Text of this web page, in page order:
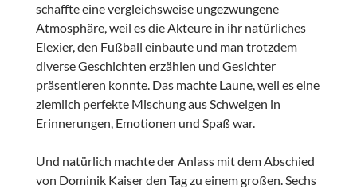
schaffte eine vergleichsweise ungezwungene
Atmosphäre, weil es die Akteure in ihr natürliches
Elexier, den Fußball einbaute und man trotzdem
diverse Geschichten erzählen und Gesichter
präsentieren konnte. Das machte Laune, weil es eine
ziemlich perfekte Mischung aus Schwelgen in
Erinnerungen, Emotionen und Spaß war.
Und natürlich machte der Anlass mit dem Abschied
von Dominik Kaiser den Tag zu einem großen. Sechs